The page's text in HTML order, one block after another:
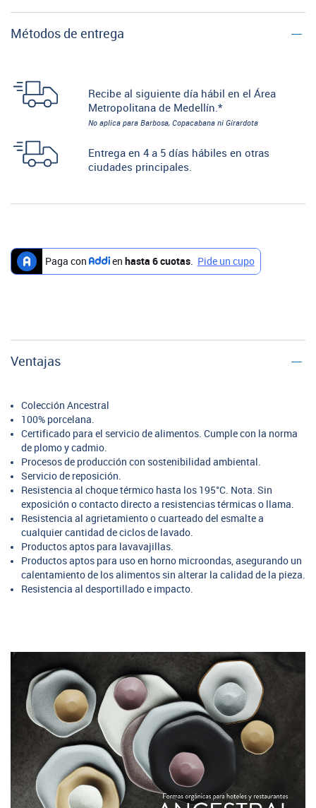
Métodos de entrega
Recibe al siguiente día hábil en el Área
Metropolitana de Medellín.*
No aplica para Barbosa, Copacabana ni Girardota
Entrega en 4 a 5 días hábiles en otras
ciudades principales.
Ventajas
Colección Ancestral
100% porcelana.
Certificado para el servicio de alimentos. Cumple con la norma
de plomo y cadmio.
Procesos de producción con sostenibilidad ambiental.
Servicio de reposición.
Resistencia al choque térmico hasta los 195°C. Nota. Sin
exposición o contacto directo a resistencias térmicas o llama.
Resistencia al agrietamiento o cuarteado del esmalte a
cualquier cantidad de ciclos de lavado.
Productos aptos para lavavajillas.
Productos aptos para uso en horno microondas, asegurando un
calentamiento de los alimentos sin alterar la calidad de la pieza.
Resistencia al desportillado e impacto.